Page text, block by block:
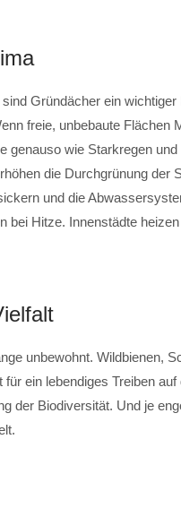
Gründächer ein
freie, unbebaute Flächen
genauso wie Starkregen
die Durchgrünung der
und die
bei Hitze. Innenstädte
unbewohnt. Wildbienen,
ein lebendiges Treiben
der Biodiversität. Und je